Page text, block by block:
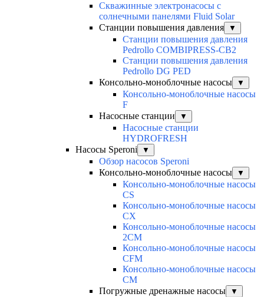
Скважинные электронасосы с
солнечными панелями Fluid Solar
Станции повышения давления
▼
Станции повышения давления
Pedrollo COMBIPRESS-CB2
Станции повышения давления
Pedrollo DG PED
Консольно-моноблочные насосы
▼
Консольно-моноблочные насосы
F
Насосные станции
▼
Насосные станции
HYDROFRESH
Насосы Speroni
▼
Обзор насосов Speroni
Консольно-моноблочные насосы
▼
Консольно-моноблочные насосы
CS
Консольно-моноблочные насосы
CX
Консольно-моноблочные насосы
2CM
Консольно-моноблочные насосы
CFM
Консольно-моноблочные насосы
CM
Погружные дренажные насосы
▼